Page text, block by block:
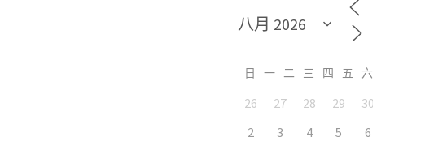
日 一 二 三 四 五
26 27 28 29 30
2
3 4 5 6